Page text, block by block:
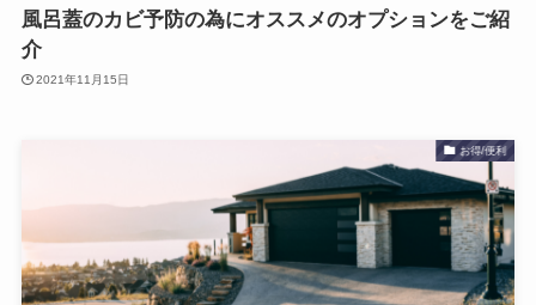
風呂蓋のカビ予防の為にオススメのオプションをご紹
介
2021年11月15日
お得/便利